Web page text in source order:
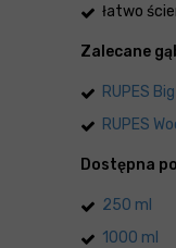
łatwo
Zalecane
RUPES
RUPES
Dostępna
250 ml
1000 ml